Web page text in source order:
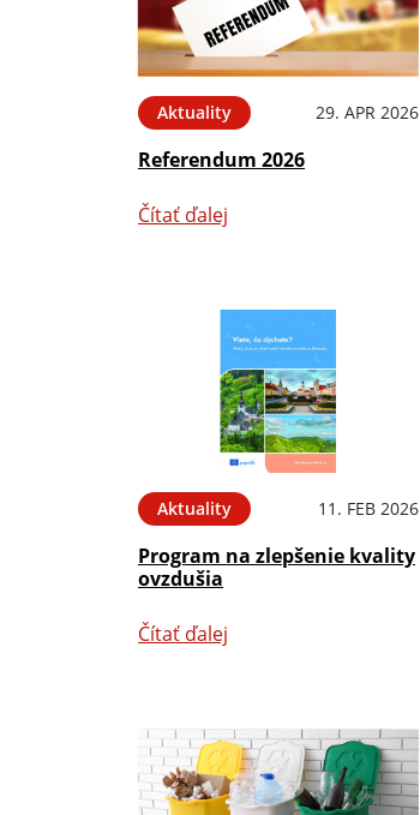
Aktuality 29. APR 2026
Referendum 2026
Čítať ďalej
Aktuality 11. FEB 2026
Program na zlepšenie kvality
ovzdušia
Čítať ďalej